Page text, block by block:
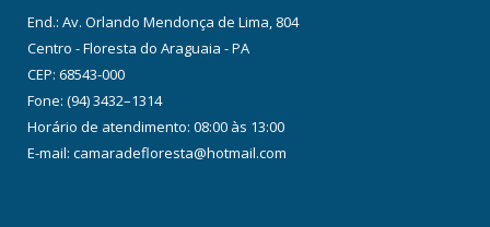
End.: Av. Orlando Mendonça de Lima, 804
Centro - Floresta do Araguaia - PA
CEP: 68543-000
Fone: (94) 3432–1314
Horário de atendimento: 08:00 às 13:00
E-mail: camaradefloresta@hotmail.com